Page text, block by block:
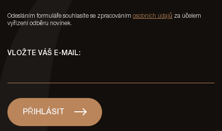
Odesláním formuláře souhlasíte se zpracováním osobních údajů za účelem
vyřízení odběru novinek.
VLOŽTE VÁŠ E-MAIL:
PŘIHLÁSIT